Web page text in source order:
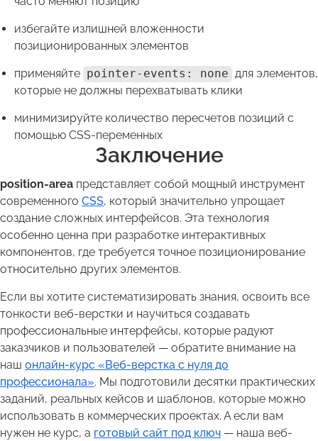
избегайте излишней вложенности
позиционированных элементов
применяйте pointer-events: none для элементов,
которые не должны перехватывать клики
минимизируйте количество пересчетов позиций с
помощью CSS-переменных
Заключение
position-area представляет собой мощный инструмент
современного CSS, который значительно упрощает
создание сложных интерфейсов. Эта технология
особенно ценна при разработке интерактивных
компонентов, где требуется точное позиционирование
относительно других элементов.
Если вы хотите систематизировать знания, освоить все
тонкости веб-верстки и научиться создавать
профессиональные интерфейсы, которые радуют
заказчиков и пользователей — обратите внимание на
наш онлайн-курс «Веб-верстка с нуля до
профессионала». Мы подготовили десятки практических
заданий, реальных кейсов и шаблонов, которые можно
использовать в коммерческих проектах. А если вам
нужен не курс, а готовый сайт под ключ — наша веб-